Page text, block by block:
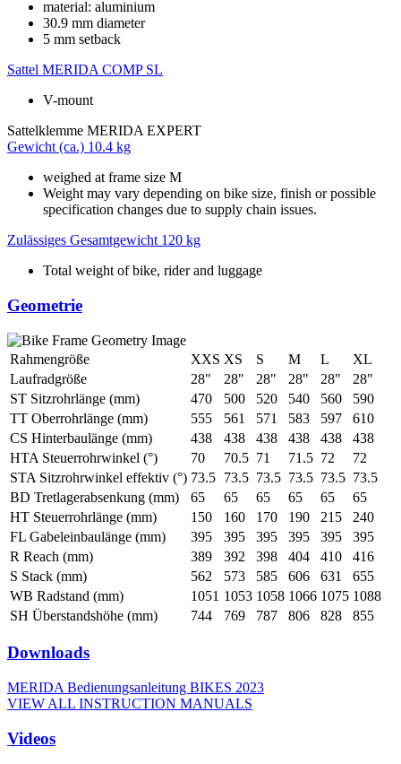
material: aluminium
30.9 mm diameter
5 mm setback
Sattel MERIDA COMP SL
V-mount
Sattelklemme MERIDA EXPERT
Gewicht (ca.) 10.4 kg
weighed at frame size M
Weight may vary depending on bike size, finish or possible
specification changes due to supply chain issues.
Zulässiges Gesamtgewicht 120 kg
Total weight of bike, rider and luggage
Geometrie
Rahmengröße XXS XS S M L
XL
Laufradgröße
28" 28" 28" 28" 28"
28"
ST Sitzrohrlänge (mm)
470 500 520 540 560
590
TT Oberrohrlänge (mm)
555 561 571 583 597
610
CS Hinterbaulänge (mm)
438 438 438 438 438
438
HTA Steuerrohrwinkel (°)
70 70.5 71 71.5 72
72
STA Sitzrohrwinkel effektiv (°) 73.5 73.5 73.5 73.5 73.5 73.5
BD Tretlagerabsenkung (mm)
65 65 65 65 65
65
HT Steuerrohrlänge (mm)
150 160 170 190 215
240
FL Gabeleinbaulänge (mm)
395 395 395 395 395
395
R Reach (mm)
389 392 398 404 410
416
S Stack (mm)
562 573 585 606 631
655
WB Radstand (mm)
1051 1053 1058 1066 1075 1088
SH Überstandshöhe (mm)
744 769 787 806 828 855
Downloads
MERIDA Bedienungsanleitung BIKES 2023
VIEW ALL INSTRUCTION MANUALS
Videos